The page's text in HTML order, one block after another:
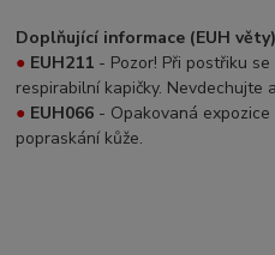
Doplňující informace (EUH věty)
● EUH211 - Pozor! Při postřiku
respirabilní kapičky. Nevdechujte
● EUH066 - Opakovaná
popraskání kůže.